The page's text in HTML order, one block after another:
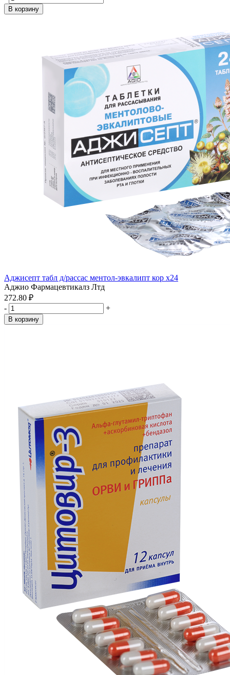
В корзину
Аджисепт табл д/рассас ментол-эвкалипт кор x24
Аджио Фармацевтикалз Лтд
272.80 ₽
-
+
В корзину